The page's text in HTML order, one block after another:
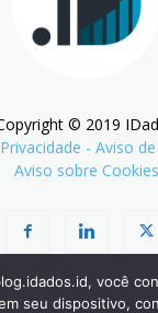
© 2019
- Aviso
Aviso sobre Cookies
você
seu dispositivo,